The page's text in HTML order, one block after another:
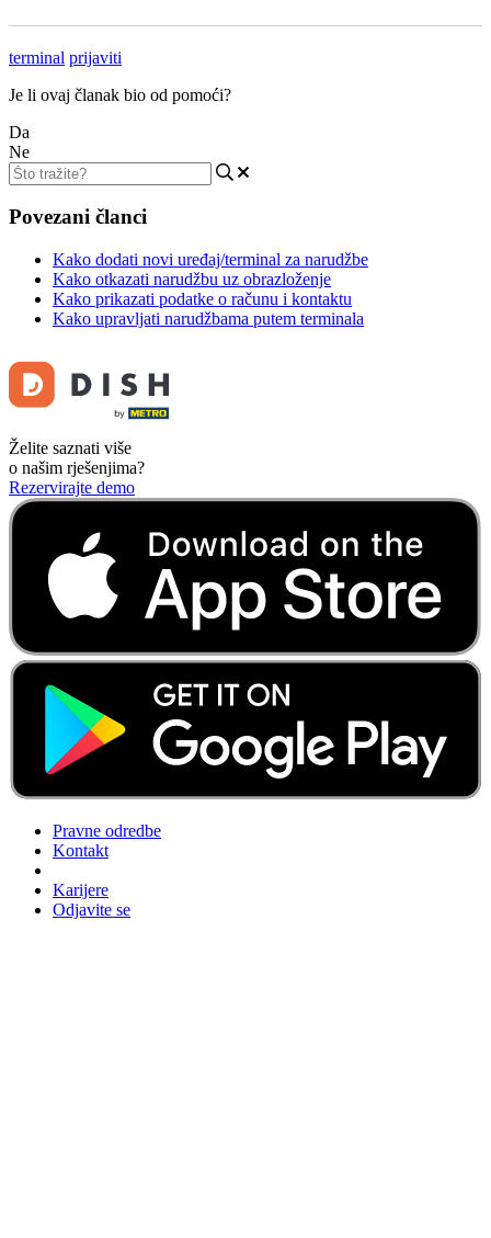
terminal prijaviti
Je li ovaj članak bio od pomoći?
Da
Ne
Povezani članci
Kako dodati novi uređaj/terminal za narudžbe
Kako otkazati narudžbu uz obrazloženje
Kako prikazati podatke o računu i kontaktu
Kako upravljati narudžbama putem terminala
Želite saznati više
o našim rješenjima?
Rezervirajte demo
Pravne odredbe
Kontakt
Karijere
Odjavite se